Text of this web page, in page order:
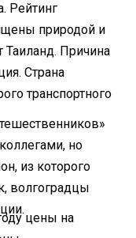
Рейтинг
природой и
Таиланд. Причина
Страна
транспортного
но
из которого
волгоградцы
цены на